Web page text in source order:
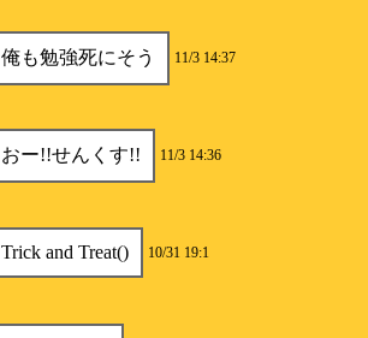
俺も勉強死にそう 11/3 14:37
おー!!せんくす!! 11/3 14:36
Trick and Treat() 10/31 19:1